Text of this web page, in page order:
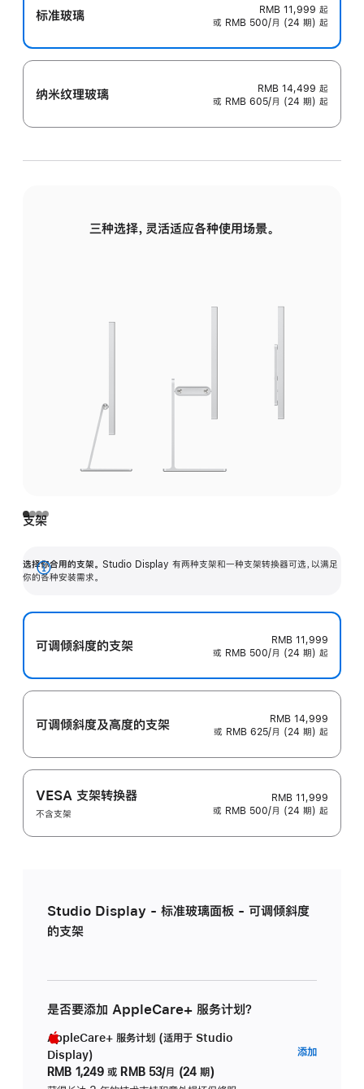
标准玻璃 RMB 11,999 起
或 RMB 500/月 (24 期) 起
纳米纹理玻璃 RMB 14,499 起
或 RMB 605/月 (24 期) 起
三种选择，灵活适应各种使用场景。
支架
选择你合用的支架。 Studio Display 有两种支架和一种支架转换器可选，以满足
你的各种安装需求。
展
可调倾斜度的支架
RMB 11,999
或 RMB 500/月 (24 期) 起
可调倾斜度及高‍度的支‍架
RMB 14,999
或 RMB 625/月 (24 期) 起
VESA 支架转换器
不含支架
RMB 11,999
或 RMB 500/月 (24 期) 起
Studio Display - 标准玻璃面板 - 可调倾斜度
的支架
是否要添加 AppleCare+ 服务计划？
AppleCare+ 服务计划 (适用于 Studio
Display)
RMB 1,249 或 RMB 53/月 (24 期)
添加